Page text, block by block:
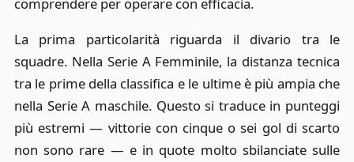
La prima particolarità riguarda il divario tra le
squadre. Nella Serie A Femminile, la distanza tecnica
tra le prime della classifica e le ultime è più ampia che
nella Serie A maschile. Questo si traduce in punteggi
più estremi — vittorie con cinque o sei gol di scarto
non sono rare — e in quote molto sbilanciate sulle